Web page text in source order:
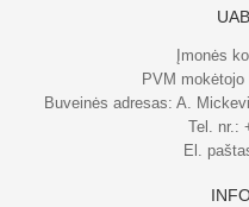
Įmonės
PVM mokėtojo
Buveinės adresas: A.
Tel. nr.:
El.